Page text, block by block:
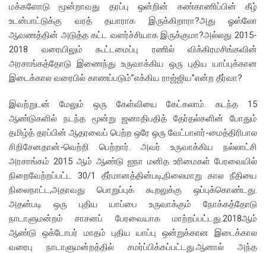
மக்களோடு மூன்றாவது தரப்பு ஒன்றின் கண்காணிப்பின் கீழ்
உடன்பாட்டுக்கு வரத் தயாராக இருக்கிறாரா?அது ஓஸ்லோ
ஆவணத்தின் அடுத்த கட்ட வளர்ச்சியாக இருக்குமா?அல்லது 2015-
2018 வரையிலும் கூட்டமைப்பு ரணில் விக்கிரமசிங்கவின்
அரசாங்கத்தோடு இணைந்து உருவாக்கிய ஒரு புதிய யாப்புக்கான
இடைக்கால வரைபில் காணப்படும்”எக்கிய ராஜ்ஜிய”என்ற தீர்வா?
இவற்றுடன் மேலும் ஒரு கேள்வியை கேட்கலாம். கடந்த 15
ஆண்டுகளில் நடந்த மூன்று ஜனாதிபதித் தேர்தல்களின் போதும்
தமிழ்த் தரப்பின் ஆதரவைப் பெற்ற ஒரே ஒரு வேட்பாளர்-மைத்திரிபால
சிறிசேனதான்-வெற்றி பெற்றார். அவர் உருவாக்கிய நல்லாட்சி
அரசாங்கம் 2015 ஆம் ஆண்டு ஐநா மனித உரிமைகள் பேரவையில்
நிறைவேற்றப்பட்ட 30/1 தீர்மானத்தின்படி,நிலைமாறு கால நீதியை
நிலைநாட்ட,அதாவது பொறுப்புக் கூறலுக்கு ஒப்புக்கொண்டது.
அதன்படி ஒரு புதிய யாப்பை உருவாக்கும் நோக்கத்தோடு
நாடாளுமன்றம் சாசனப் பேரவையாக மாற்றப்பட்டது.2018ஆம்
ஆண்டு ஒக்டோபர் மாதம் புதிய யாப்பு ஒன்றுக்கான இடைக்கால
வரைபு நாடாளுமன்றத்தில் சமர்ப்பிக்கப்பட்டது.ஆனால் அந்த